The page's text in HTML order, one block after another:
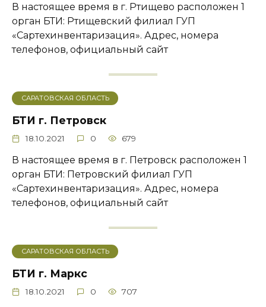
В настоящее время в г. Ртищево расположен 1
орган БТИ: Ртищевский филиал ГУП
«Сартехинвентаризация». Адрес, номера
телефонов, официальный сайт
САРАТОВСКАЯ ОБЛАСТЬ
БТИ г. Петровск
18.10.2021 0 679
В настоящее время в г. Петровск расположен 1
орган БТИ: Петровский филиал ГУП
«Сартехинвентаризация». Адрес, номера
телефонов, официальный сайт
САРАТОВСКАЯ ОБЛАСТЬ
БТИ г. Маркс
18.10.2021 0 707